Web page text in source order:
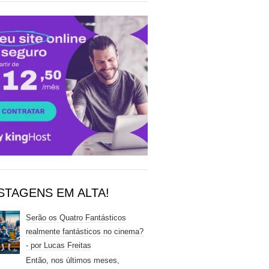
EM ALTA!
Serão os Quatro Fantásticos
realmente fantásticos no cinema?
- por Lucas Freitas
Então, nos últimos meses,